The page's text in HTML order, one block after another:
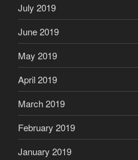
July 2019
June 2019
May 2019
April 2019
March 2019
February 2019
January 2019